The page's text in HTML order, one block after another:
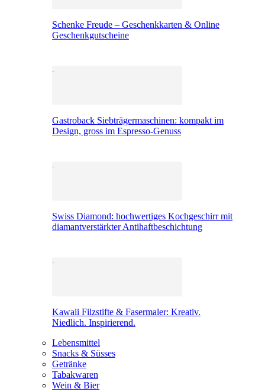
Schenke Freude – Geschenkkarten & Online
Geschenkgutscheine
Gastroback Siebträgermaschinen: kompakt im
Design, gross im Espresso-Genuss
Swiss Diamond: hochwertiges Kochgeschirr mit
diamantverstärkter Antihaftbeschichtung
Kawaii Filzstifte & Fasermaler: Kreativ.
Niedlich. Inspirierend.
Lebensmittel
Snacks & Süsses
Getränke
Tabakwaren
Wein & Bier